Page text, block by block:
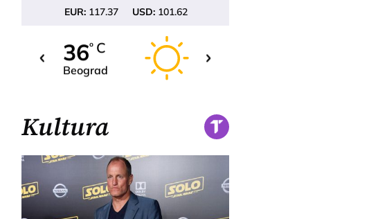
EUR: 117.37 USD: 101.62
36o C
Beograd
Kultura